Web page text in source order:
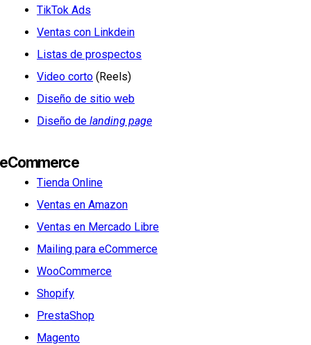
TikTok Ads
Ventas con Linkdein
Listas de prospectos
Video corto (Reels)
Diseño de sitio web
Diseño de landing page
eCommerce
Tienda Online
Ventas en Amazon
Ventas en Mercado Libre
Mailing para eCommerce
WooCommerce
Shopify
PrestaShop
Magento